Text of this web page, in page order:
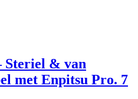
Steriel & van
met Enpitsu Pro. 7